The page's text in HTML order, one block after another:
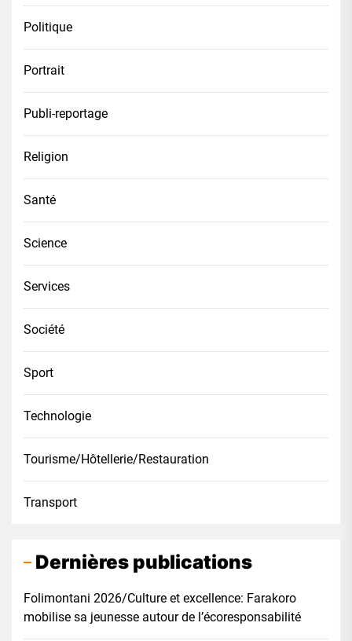
Politique
Portrait
Publi-reportage
Religion
Santé
Science
Services
Société
Sport
Technologie
Tourisme/Hôtellerie/Restauration
Transport
Dernières publications
Folimontani 2026/Culture et excellence: Farakoro
mobilise sa jeunesse autour de l’écoresponsabilité